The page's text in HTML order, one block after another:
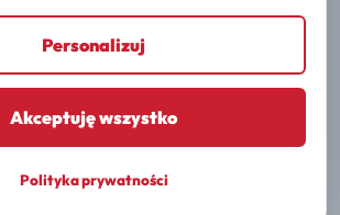
Personalizuj
Akceptuję wszystko
Polityka prywatności